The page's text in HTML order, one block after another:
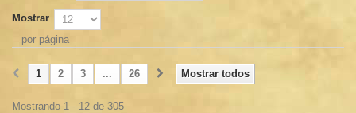
Mostrar
por página
Mostrar todos
1 2 3 ... 26
Mostrando 1 - 12 de 305